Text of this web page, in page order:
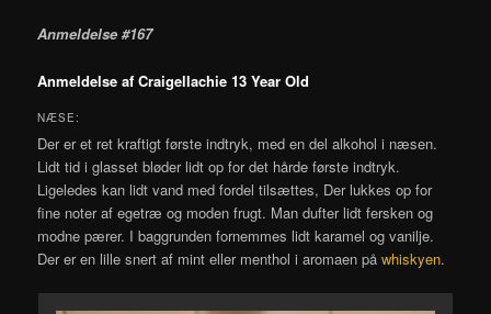
Anmeldelse #167
Anmeldelse af Craigellachie 13 Year Old
NÆSE:
Der er et ret kraftigt første indtryk, med en del alkohol i næsen.
Lidt tid i glasset bløder lidt op for det hårde første indtryk.
Ligeledes kan lidt vand med fordel tilsættes, Der lukkes op for
fine noter af egetræ og moden frugt. Man dufter lidt fersken og
modne pærer. I baggrunden fornemmes lidt karamel og vanilje.
Der er en lille snert af mint eller menthol i aromaen påwhiskyen.